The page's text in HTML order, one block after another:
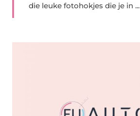
die leuke fotohokjes die je in ...